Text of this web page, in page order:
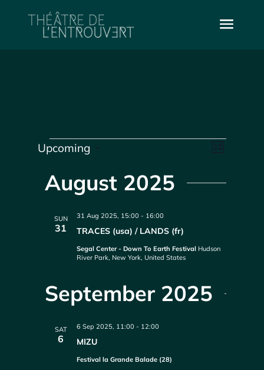
Events
Upcoming
August 2025
SUN
31 TRACES (usa) / LANDS (fr)
31 Aug 2025, 15:00 - 16:00
Segal Center - Down To Earth Festival Hudson
River Park, New York, United States
September 2025
SAT
6 MIZU
6 Sep 2025, 11:00 - 12:00
Festival la Grande Balade (28)